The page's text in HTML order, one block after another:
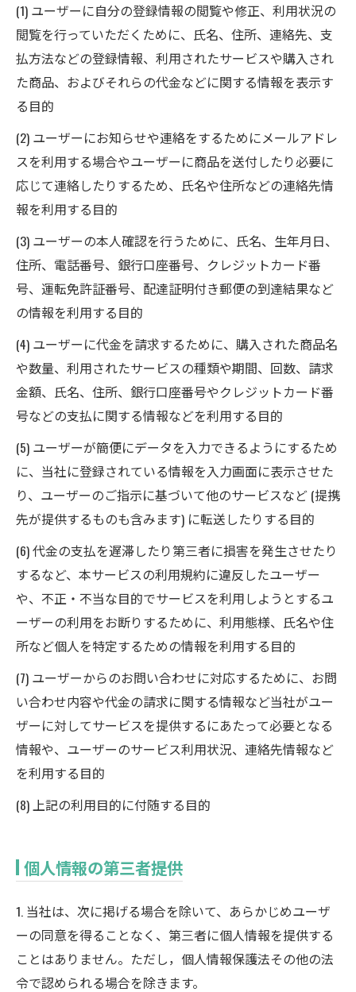
(1) ユーザーに自分の登録情報の閲覧や修正、利用状況の
閲覧を行っていただくために、氏名、住所、連絡先、支
払方法などの登録情報、利用されたサービスや購入され
た商品、およびそれらの代金などに関する情報を表示す
る目的
(2) ユーザーにお知らせや連絡をするためにメールアドレ
スを利用する場合やユーザーに商品を送付したり必要に
応じて連絡したりするため、氏名や住所などの連絡先情
報を利用する目的
(3) ユーザーの本人確認を行うために、氏名、生年月日、
住所、電話番号、銀行口座番号、クレジットカード番
号、運転免許証番号、配達証明付き郵便の到達結果など
の情報を利用する目的
(4) ユーザーに代金を請求するために、購入された商品名
や数量、利用されたサービスの種類や期間、回数、請求
金額、氏名、住所、銀行口座番号やクレジットカード番
号などの支払に関する情報などを利用する目的
(5) ユーザーが簡便にデータを入力できるようにするため
に、当社に登録されている情報を入力画面に表示させた
り、ユーザーのご指示に基づいて他のサービスなど (提携
先が提供するものも含みます) に転送したりする目的
(6) 代金の支払を遅滞したり第三者に損害を発生させたり
するなど、本サービスの利用規約に違反したユーザー
や、不正・不当な目的でサービスを利用しようとするユ
ーザーの利用をお断りするために、利用態様、氏名や住
所など個人を特定するための情報を利用する目的
(7) ユーザーからのお問い合わせに対応するために、お問
い合わせ内容や代金の請求に関する情報など当社がユー
ザーに対してサービスを提供するにあたって必要となる
情報や、ユーザーのサービス利用状況、連絡先情報など
を利用する目的
(8) 上記の利用目的に付随する目的
個人情報の第三者提供
1. 当社は、次に掲げる場合を除いて、あらかじめユーザ
ーの同意を得ることなく、第三者に個人情報を提供する
ことはありません。ただし，個人情報保護法その他の法
令で認められる場合を除きます。